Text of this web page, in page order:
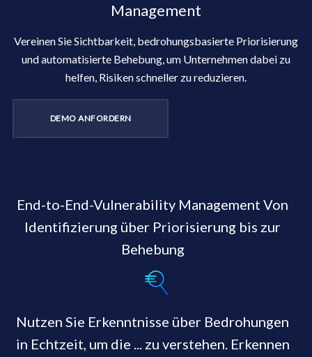
Management
Vereinen Sie Sichtbarkeit, bedrohungsbasierte Priorisierung
und automatisierte Behebung, um Unternehmen dabei zu
helfen, Risiken schneller zu reduzieren.
DEMO ANFORDERN
End-to-End-Vulnerability Management Von
Identifizierung über Priorisierung bis zur
Behebung
Nutzen Sie Erkenntnisse über Bedrohungen
in Echtzeit, um die ... zu verstehen. Erkennen